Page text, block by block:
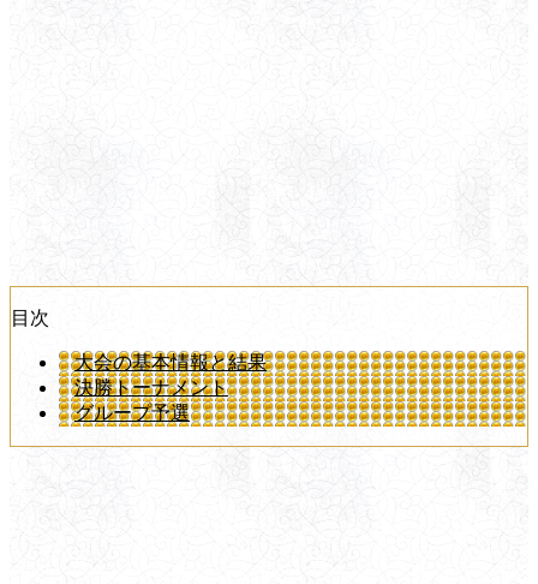
目次
大会の基本情報と結果
決勝トーナメント
グループ予選